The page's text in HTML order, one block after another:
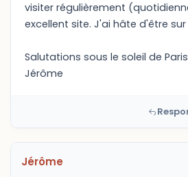
visiter régulièrement
excellent site. J'ai hâte d'être
Salutations sous le soleil de Paris
Jérôme
Jérôme